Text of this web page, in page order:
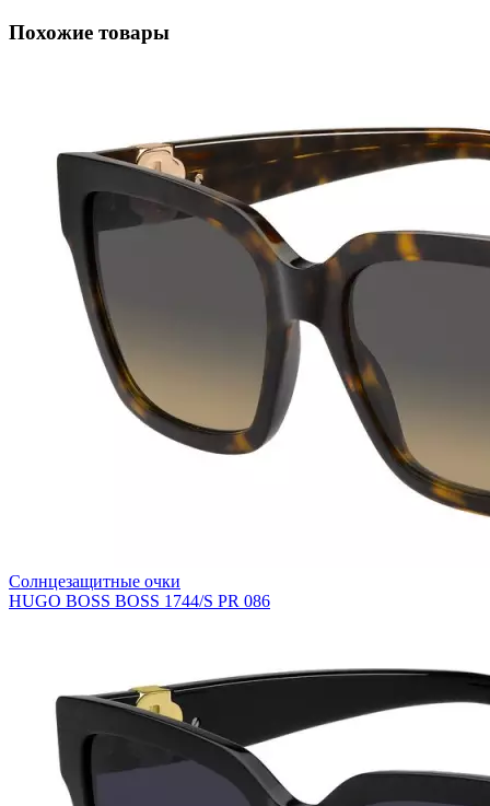
Похожие товары
Солнцезащитные очки
HUGO BOSS BOSS 1744/S PR 086